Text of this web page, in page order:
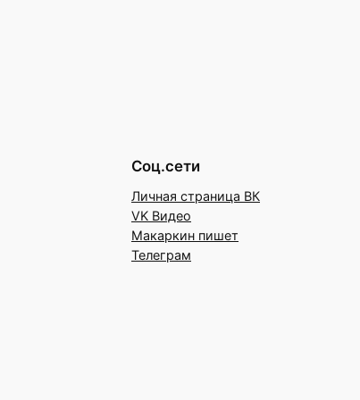
Соц.сети
Личная страница ВК
VK Видео
Макаркин пишет
Телеграм